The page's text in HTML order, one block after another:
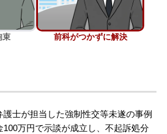
で解決したい
束 前科がつかずに解決
士が担当した強制性交等未遂の事例
100万円で示談が成立し、不起訴処分